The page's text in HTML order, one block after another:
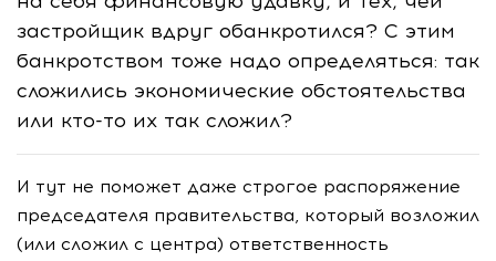
застройщик вдруг обанкротился? С этим
банкротством тоже надо определяться: так
сложились экономические обстоятельства
или кто-то их так сложил?
И тут не поможет даже строгое распоряжение
председателя правительства, который возложил
(или сложил с центра) ответственность